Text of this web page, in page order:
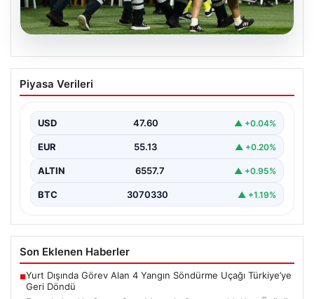
05.08.2026
Fenerbahçe’de Sturm Graz Maçında
Oosterwolde’den Üzücü Haber!
gerçekleşen heyecan dolu mücadelede Fenerbahçe'nin
Sturm Graz…
Piyasa Verileri
USD 47.60 ▲ +0.04%
EUR 55.13 ▲ +0.20%
ALTIN 6557.7 ▲ +0.95%
BTC 3070330 ▲ +1.19%
Son Eklenen Haberler
■Yurt Dışında Görev Alan 4 Yangın Söndürme Uçağı Türkiye’ye
Geri Döndü